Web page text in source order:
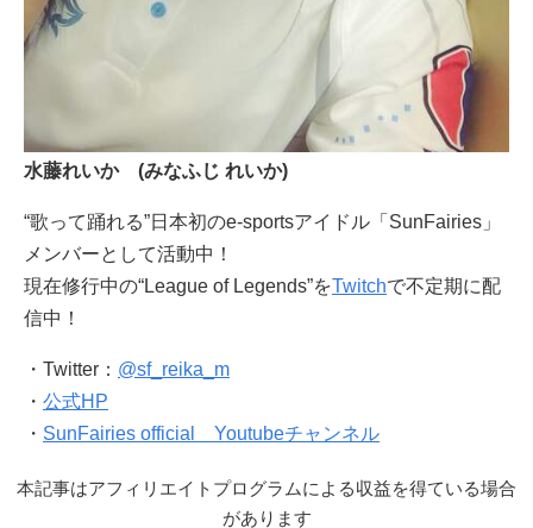
水藤れいか (みなふじ れいか)
“歌って踊れる”日本初のe-sportsアイドル「SunFairies」
メンバーとして活動中！
現在修行中の“League of Legends”をTwitchで不定期に配
信中！
・Twitter： @sf_reika_m
・ 公式HP
・ SunFairies official Youtubeチャンネル
本記事はアフィリエイトプログラムによる収益を得ている場合
があります